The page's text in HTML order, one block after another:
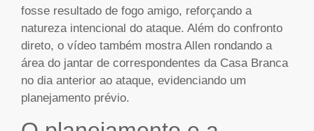
fosse resultado de fogo amigo, reforçando a
natureza intencional do ataque. Além do confronto
direto, o vídeo também mostra Allen rondando a
área do jantar de correspondentes da Casa Branca
no dia anterior ao ataque, evidenciando um
planejamento prévio.